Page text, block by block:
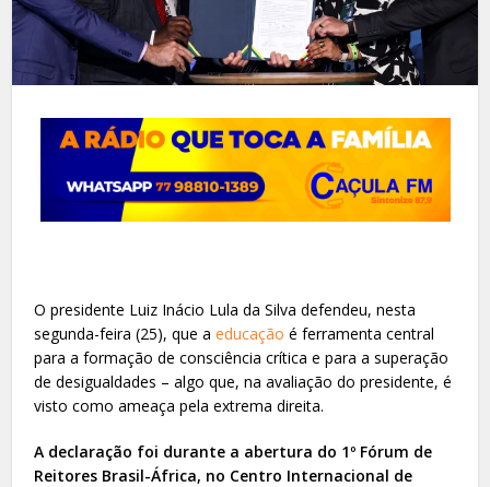
O presidente Luiz Inácio Lula da Silva defendeu, nesta
segunda-feira (25), que a educação é ferramenta central
para a formação de consciência crítica e para a superação
de desigualdades – algo que, na avaliação do presidente, é
visto como ameaça pela extrema direita.
A declaração foi durante a abertura do 1º Fórum de
Reitores Brasil-África, no Centro Internacional de